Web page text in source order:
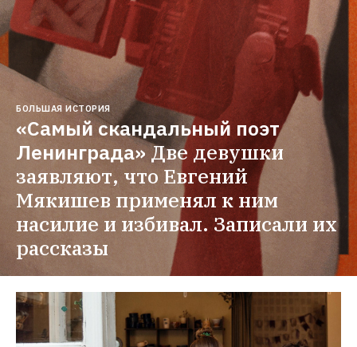
БОЛЬШАЯ ИСТОРИЯ
«Самый скандальный поэт
Ленинграда»Две девушки
заявляют, что Евгений
Мякишев применял к ним
насилие и избивал. Записали их
рассказы